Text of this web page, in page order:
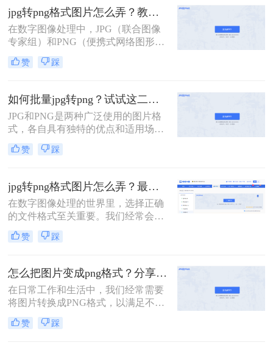
颜色深度见长，特别适用于需要高质
量图像和透明背景的设计场景。当我
们在工作中遇到需要保留图像质量的
同时获得更灵活使用方式的需求时，
往往会选择将JPG格式的图片转换为
PNG格式。那么jpg怎么转png呢？本
方法。
jpg转png格式图片怎么弄？教你三种高效实用转换方法！
在数字图像处理中，JPG（联合图像
专家组）和PNG（便携式网络图形）
是两种常见的图像格式。尽管它们各
自有不同的优缺点，但有时我们需要
适应不同的应用场景或优化存储空
间。那么jpg转png格式图片怎么弄
呢？本文将为您详细介绍三种将JPG
转换为PNG的方法。
赞 踩
如何批量jpg转png？试试这二种高效转换方法！
JPG和PNG是两种广泛使用的图片格
式，各自具有独特的优点和适用场
景。JPG格式因其高压缩率和较小的
文件大小而常用于存储照片，但会损
无损压缩、支持透明背景和丰富的颜
色层次而受到青睐。在某些情况下，
我们可能需要将大量的JPG图片批量
转换为PNG格式，以满足特定的需
求。那么如何批量jpg转png呢？本文
将介绍两种批量JPG转PNG的方法。
赞 踩
jpg转png格式图片怎么弄？最新有效的转换方法终极指南！
在数字图像处理的世界里，选择正确
的文件格式至关重要。我们经常会遇
到一个场景：手头有一张JPEG（或
JPG）格式的图片，但由于项目需求
存），必须将其转换为PNG格式。虽
然听起来简单，但不同的转换方法在
便捷性、质量和控制力上差异巨大。
那么jpg转png格式图片怎么弄呢？
赞 踩
怎么把图片变成png格式？分享三种简单转换方法！
在日常工作和生活中，我们经常需要
将图片转换成PNG格式，以满足不同
的使用需求。PNG格式以其无损压缩
和透明背景支持等特点，成为许多场
赞 踩